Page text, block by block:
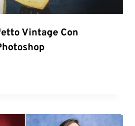
Vintage Con